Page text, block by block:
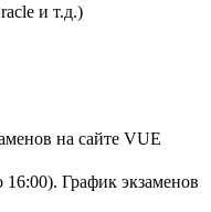
и т.д.)
на сайте VUE
16:00). График экзаменов